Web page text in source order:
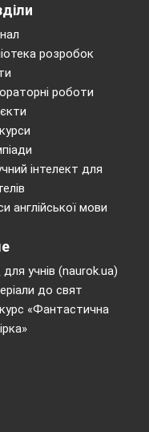
розробок
роботи
інтелект для
англійської мови
для учнів (naurok.ua)
до свят
«Фантастична